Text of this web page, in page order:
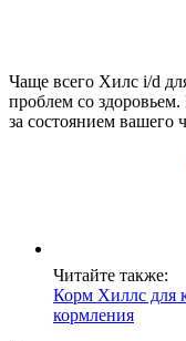
Чаще всего Хилс i/d
проблем со
за состоянием вашего
Читайте также:
Корм Хиллс для
кормления